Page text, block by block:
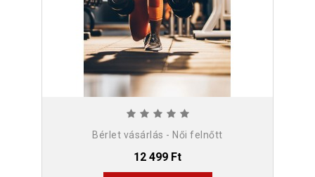
Bérlet vásárlás - Női felnőtt
12 499 Ft